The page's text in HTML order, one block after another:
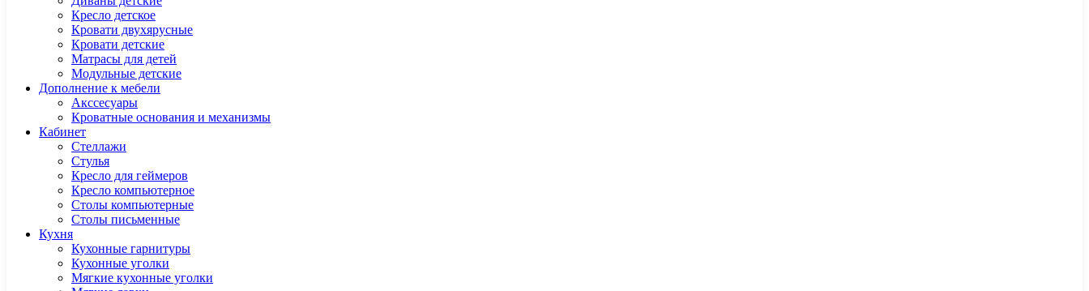
Кресло детское
Кровати двухярусные
Кровати детские
Матрасы для детей
Модульные детские
Дополнение к мебели
Акссесуары
Кроватные основания и механизмы
Кабинет
Cтеллажи
Cтулья
Кресло для геймеров
Кресло компьютерное
Столы компьютерные
Столы письменные
Кухня
Кухонные гарнитуры
Кухонные уголки
Мягкие кухонные уголки